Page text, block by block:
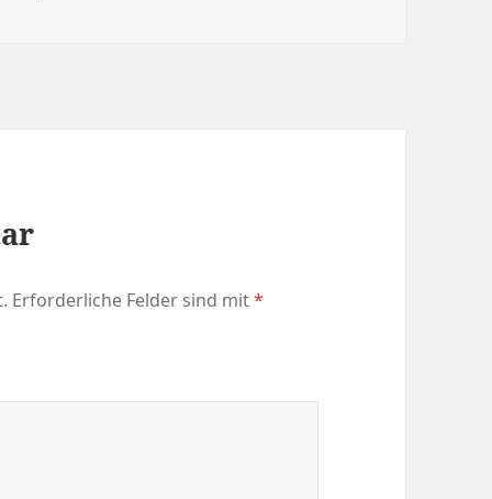
Erforderliche Felder sind mit*